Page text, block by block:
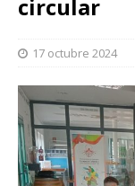
circular
17 octubre 2024